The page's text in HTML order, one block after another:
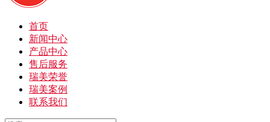
首页
新闻中心
产品中心
售后服务
瑞美荣誉
瑞美案例
联系我们